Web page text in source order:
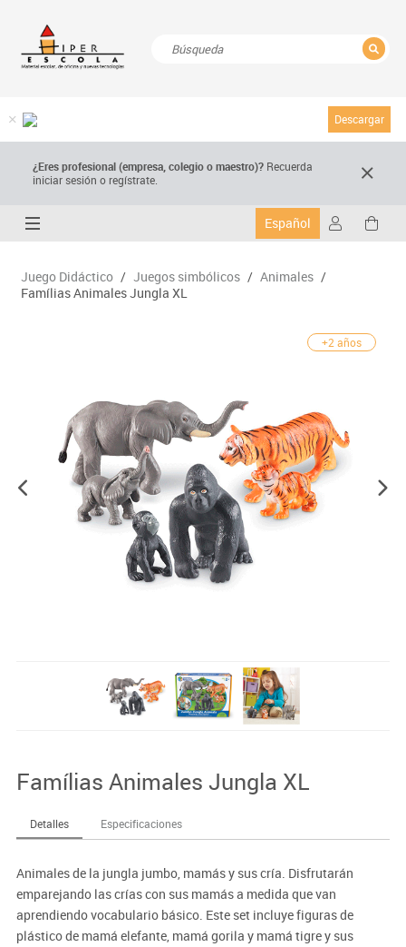
Descargar
¿Eres profesional (empresa, colegio o maestro)? Recuerda
iniciar sesión o regístrate.
Español
Juego Didáctico / Juegos simbólicos / Animales /
Famílias Animales Jungla XL
+2 años
Famílias Animales Jungla XL
Detalles Especificaciones
Animales de la jungla jumbo, mamás y sus cría. Disfrutarán
emparejando las crías con sus mamás a medida que van
aprendiendo vocabulario básico. Este set incluye figuras de
plástico de mamá elefante, mamá gorila y mamá tigre y sus